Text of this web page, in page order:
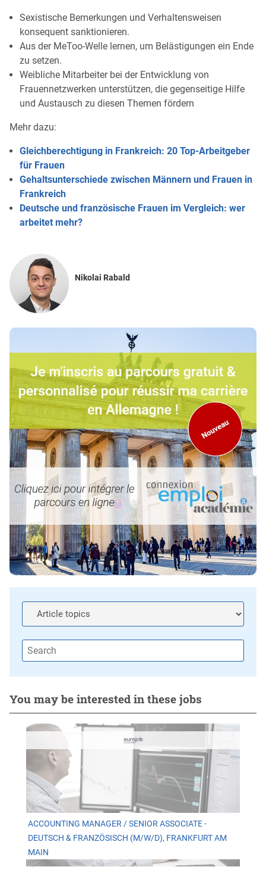
Sexistische Bemerkungen und Verhaltensweisen
konsequent sanktionieren.
Aus der MeToo-Welle lernen, um Belästigungen ein Ende
zu setzen.
Weibliche Mitarbeiter bei der Entwicklung von
Frauennetzwerken unterstützen, die gegenseitige Hilfe
und Austausch zu diesen Themen fördern
Mehr dazu:
Gleichberechtigung in Frankreich: 20 Top-Arbeitgeber
für Frauen
Gehaltsunterschiede zwischen Männern und Frauen in
Frankreich
Deutsche und französische Frauen im Vergleich: wer
arbeitet mehr?
Nikolai Rabald
You may be interested in these jobs
ACCOUNTING MANAGER / SENIOR ASSOCIATE -
DEUTSCH & FRANZÖSISCH (M/W/D), FRANKFURT AM
MAIN